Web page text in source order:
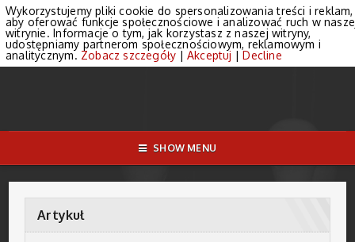
SHOW MENU
Artykuł
Wykorzystujemy pliki cookie do spersonalizowania treści i reklam,
aby oferować funkcje społecznościowe i analizować ruch w
witrynie. Informacje o tym, jak korzystasz z naszej witryny,
udostępniamy partnerom społecznościowym, reklamowym i
analitycznym. Zobacz szczegóły | Akceptuj |Decline